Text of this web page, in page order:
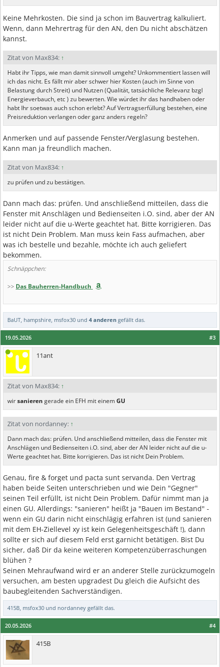
Keine Mehrkosten. Die sind ja schon im Bauvertrag kalkuliert.
Wenn, dann Mehrertrag für den AN, den Du nicht abschätzen
kannst.
Zitat von Max834: ↑
Habt ihr Tipps, wie man damit sinnvoll umgeht? Unkommentiert lassen will
ich das nicht. Es fällt mir aber schwer hier Kosten (auch im Sinne von
Belastung durch Streit) und Nutzen (Qualität, tatsächliche Relevanz bzgl
Energieverbauch, etc ) zu bewerten. Wie würdet ihr das handhaben oder
habt Ihr soetwas auch schon erlebt? Auf Vertragserfüllung bestehen, eine
Preisreduktion verlangen oder ganz anders regeln?
Anmerken und auf passende Fenster/Verglasung bestehen.
Kann man ja freundlich machen.
Zitat von Max834: ↑
zu prüfen und zu bestätigen.
Dann mach das: prüfen. Und anschließend mitteilen, dass die
Fenster mit Anschlägen und Bedienseiten i.O. sind, aber der AN
leider nicht auf die u-Werte geachtet hat. Bitte korrigieren. Das
ist nicht Dein Problem. Man muss kein Fass aufmachen, aber
was ich bestelle und bezahle, möchte ich auch geliefert
bekommen.
Schnäppchen:
>> Das Bauherren-Handbuch
BaUT, hampshire, msfox30 und 4 anderen gefällt das.
#3
19.05.2026
11ant
Zitat von Max834: ↑
wirsanieren gerade ein EFH mit einemGU
Zitat von nordanney: ↑
Dann mach das: prüfen. Und anschließend mitteilen, dass die Fenster mit
Anschlägen und Bedienseiten i.O. sind, aber der AN leider nicht auf die u-
Werte geachtet hat. Bitte korrigieren. Das ist nicht Dein Problem.
Genau, fire & forget und pacta sunt servanda. Den Vertrag
haben beide Seiten unterschrieben und wie Dein "Gegner"
seinen Teil erfüllt, ist nicht Dein Problem. Dafür nimmt man ja
einen GU. Allerdings: "sanieren" heißt ja "Bauen im Bestand" -
wenn ein GU darin nicht einschlägig erfahren ist (und sanieren
mit dem EH-Ziellevel xy ist kein Gelegenheitsgeschäft !), dann
sollte er sich auf diesem Feld erst garnicht betätigen. Bist Du
sicher, daß Dir da keine weiteren Kompetenzüberraschungen
blühen ?
Seinen Mehraufwand wird er an anderer Stelle zurückzumogeln
versuchen, am besten upgradest Du gleich die Aufsicht des
baubegleitenden Sachverständigen.
415B, msfox30 und nordanney gefällt das.
#4
20.05.2026
415B